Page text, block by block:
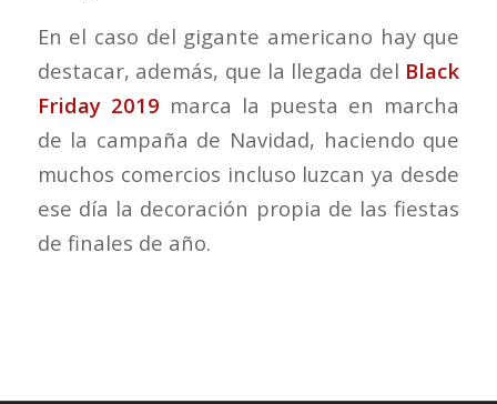
En el caso del gigante americano hay que
destacar, además, que la llegada del Black
Friday 2019 marca la puesta en marcha
de la campaña de Navidad, haciendo que
muchos comercios incluso luzcan ya desde
ese día la decoración propia de las fiestas
de finales de año.